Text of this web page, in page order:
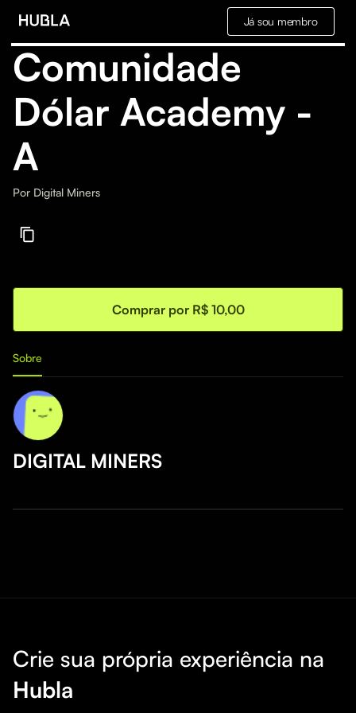
Já sou membro
Comunidade
Dólar Academy -
A
Por Digital Miners
Comprar por R$ 10,00
Sobre
DIGITAL MINERS
Crie sua própria experiência na
Hubla